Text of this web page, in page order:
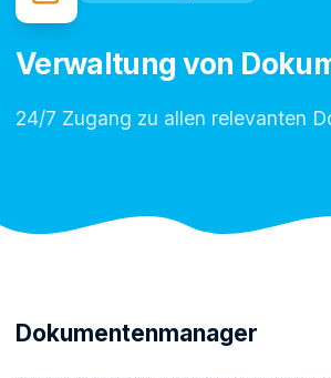
Verwaltung von
24/7 Zugang zu allen relevanten
Dokumentenmanager